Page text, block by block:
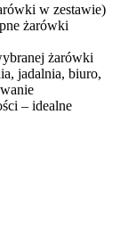
w zestawie)
żarówki
żarówki
jadalnia, biuro,
– idealne